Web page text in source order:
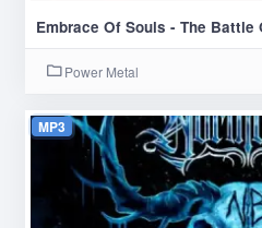
Embrace Of Souls - The Battle
Power Metal
MP3